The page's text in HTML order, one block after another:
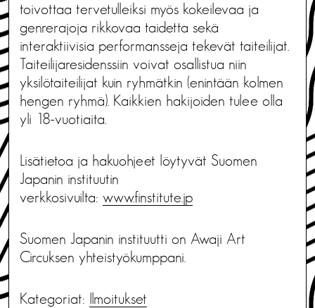
toivottaa tervetulleiksi myös kokeilevaa ja
genrerajoja rikkovaa taidetta sekä
interaktiivisia performansseja tekevät taiteilijat.
Taiteilijaresidenssiin voivat osallistua niin
yksilötaiteilijat kuin ryhmätkin (enintään kolmen
hengen ryhmä). Kaikkien hakijoiden tulee olla
yli 18-vuotiaita.
Lisätietoa ja hakuohjeet löytyvät Suomen
Japanin instituutin
verkkosivuilta: www.finstitute.jp
Suomen Japanin instituutti on Awaji Art
Circuksen yhteistyökumppani.
Kategoriat: Ilmoitukset